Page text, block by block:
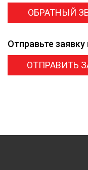
ОБРАТНЫЙ
Отправьте заявку
ОТПРАВИТЬ